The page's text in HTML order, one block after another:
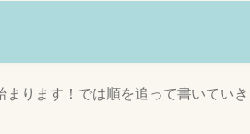
ります！では順を追って書いていき